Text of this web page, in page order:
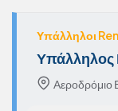
Υπάλληλοι
Υπάλληλος
Αεροδρόμιο